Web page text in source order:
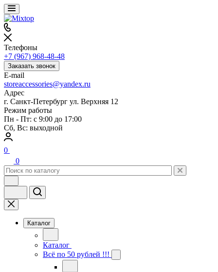
Телефоны
+7 (967) 968-48-48
Заказать звонок
E-mail
storeaccessories@yandex.ru
Адрес
г. Санкт-Петербург ул. Верхняя 12
Режим работы
Пн - Пт: с 9:00 до 17:00
Сб, Вс: выходной
0
0
Каталог
Каталог
Всё по 50 рублей !!!